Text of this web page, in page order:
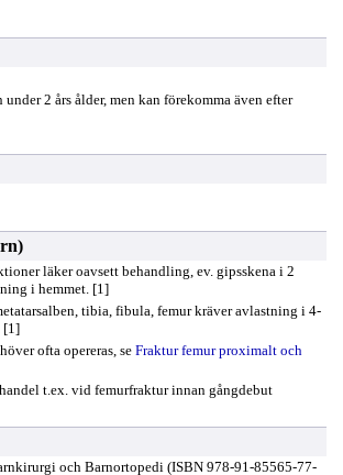
under 2 års ålder, men kan förekomma även efter
läker oavsett behandling, ev. gipsskena i 2
i hemmet. [1]
tibia, fibula, femur kräver avlastning i 4-
[1]
ofta opereras, se Fraktur femur proximalt och
t.ex. vid femurfraktur innan gångdebut
och Barnortopedi (ISBN 978-91-85565-77-